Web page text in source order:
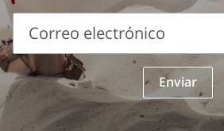
Correo electrónico
Correo
electrónico
Enviar